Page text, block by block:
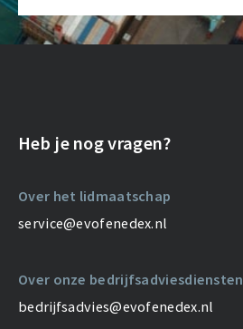
Heb je nog vragen?
Over het lidmaatschap
service@evofenedex.nl
Over onze bedrijfsadviesdiensten
bedrijfsadvies@evofenedex.nl